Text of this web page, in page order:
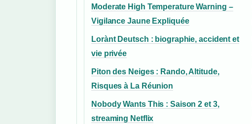
Moderate High Temperature Warning –
Vigilance Jaune Expliquée
Lorànt Deutsch : biographie, accident et
vie privée
Piton des Neiges : Rando, Altitude,
Risques à La Réunion
Nobody Wants This : Saison 2 et 3,
streaming Netflix